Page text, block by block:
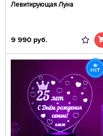
Левитирующая Луна
9 990 руб.